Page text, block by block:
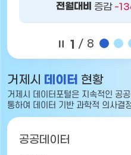
전월대비 증감 -
1 / 8
거제시 데이터 현황
거제시 데이터포털은 지속적인 공
통하여 데이터 기반 과학적 의사결
공공데이터